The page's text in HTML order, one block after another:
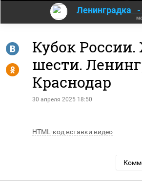
Ленинградка -
Кубок
шести.
Краснодар
30 апреля 2025 18:50
R
Y
HTML-код вставки видео